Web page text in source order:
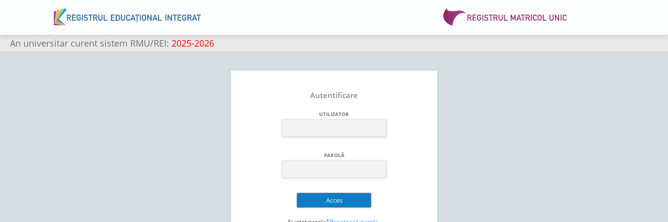
An universitar curent sistem RMU/REI: 2025-2026
Autentificare
UTILIZATOR
PAROLĂ